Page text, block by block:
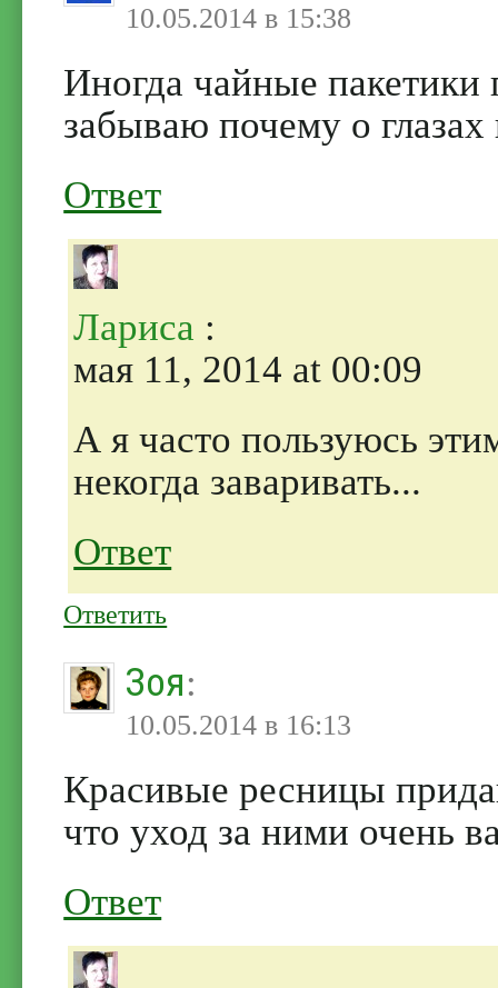
10.05.2014 в 15:38
Иногда чайные
забываю почему о
Ответ
Лариса :
мая 11, 2014 at 00:09
А я часто пользуюсь
некогда заваривать...
Ответ
Ответить
Зоя:
10.05.2014 в 16:13
Красивые ресницы
что уход за ними очень
Ответ